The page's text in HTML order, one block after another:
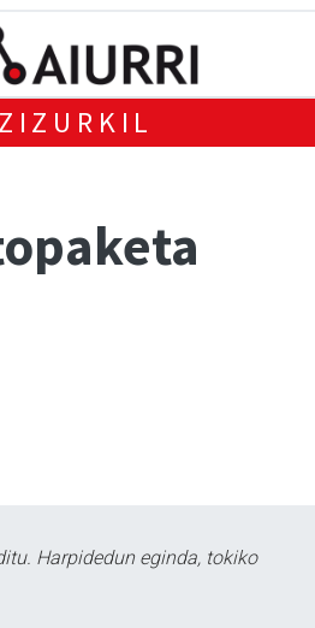
ZIZURKIL
Harpidedun eginda, tokiko